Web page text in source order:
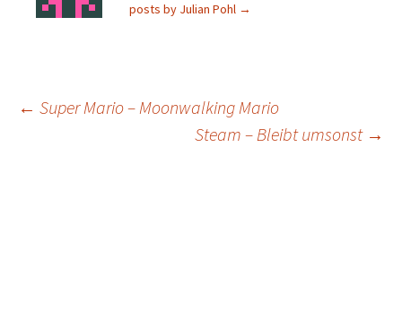
posts by Julian Pohl →
Post
← Super Mario – Moonwalking Mario
Steam – Bleibt umsonst →